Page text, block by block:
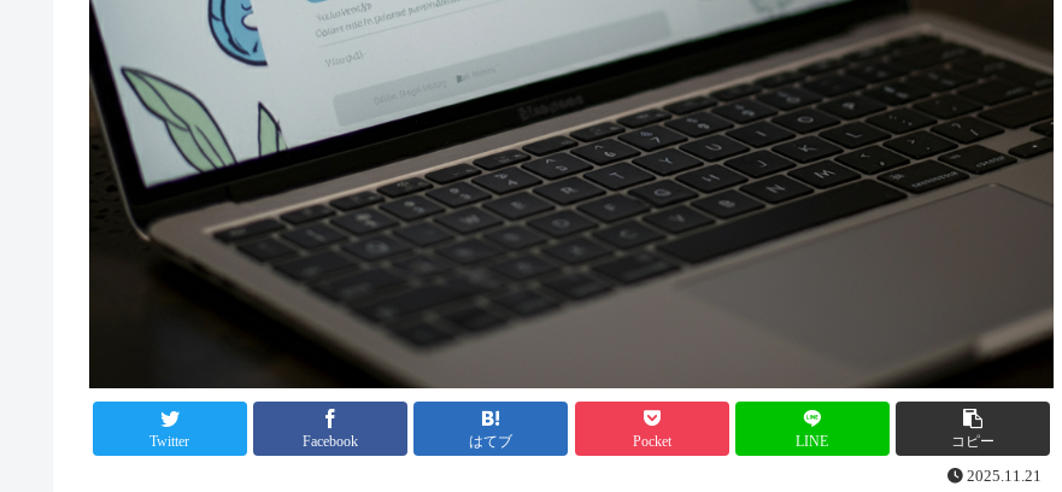
Twitter Facebook はてブ Pocket LINE コピー
2025.11.21